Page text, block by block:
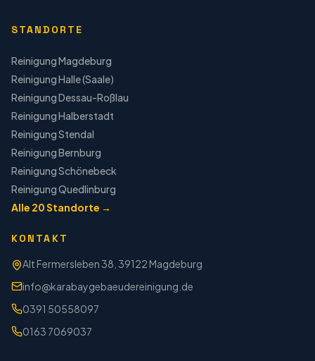
STANDORTE
ReinigungMagdeburg
ReinigungHalle (Saale)
ReinigungDessau-Roßlau
ReinigungHalberstadt
ReinigungStendal
ReinigungBernburg
ReinigungSchönebeck
ReinigungQuedlinburg
Alle 20Standorte →
KONTAKT
Alt Fermersleben 38, 39122 Magdeburg
info@karabaygebaeudereinigung.de
0391 50558097
0163 7069037